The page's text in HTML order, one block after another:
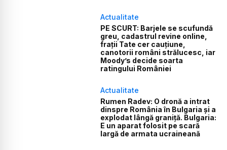
Actualitate
PE SCURT: Barjele se scufundă
greu, cadastrul revine online,
frații Tate cer cauțiune,
canotorii români strălucesc, iar
Moody’s decide soarta
ratingului României
Actualitate
Rumen Radev: O dronă a intrat
dinspre România în Bulgaria și a
explodat lângă graniță. Bulgaria:
E un aparat folosit pe scară
largă de armata ucraineană